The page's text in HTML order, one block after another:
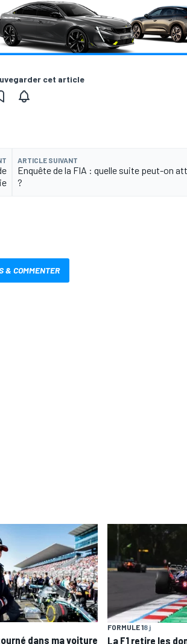
cet article
ARTICLE SUIVANT
Enquête de la FIA : quelle suite peut-on
?
& COMMENTER
dans ma voiture
FORMULE 18 j
La F1 retire les